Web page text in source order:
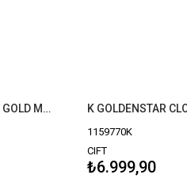
K ASHTON ANKLE STRAP LIGHT GOLD METALLIC 1166510K
1159770K
CIFT
₺6.999,90